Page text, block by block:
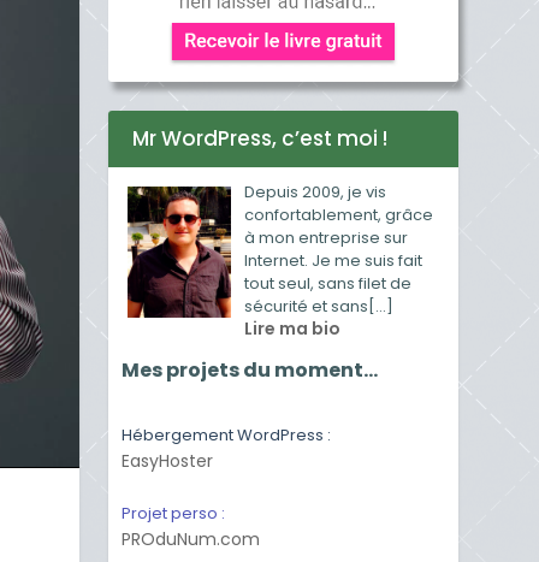
Mr WordPress, c’est moi !
Depuis 2009, je vis
confortablement, grâce
à mon entreprise sur
Internet. Je me suis fait
tout seul, sans filet de
sécurité et sans[...]
Lire ma bio
Mes projets du moment…
Hébergement WordPress :
EasyHoster
Projet perso :
PROduNum.com